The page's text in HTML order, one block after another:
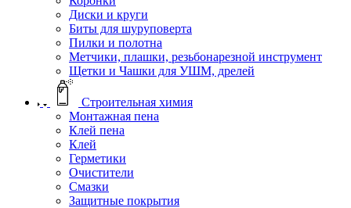
Диски и круги
Биты для шуруповерта
Пилки и полотна
Метчики, плашки, резьбонарезной инструмент
Щетки и Чашки для УШМ, дрелей
Строительная химия
Монтажная пена
Клей пена
Клей
Герметики
Очистители
Смазки
Защитные покрытия